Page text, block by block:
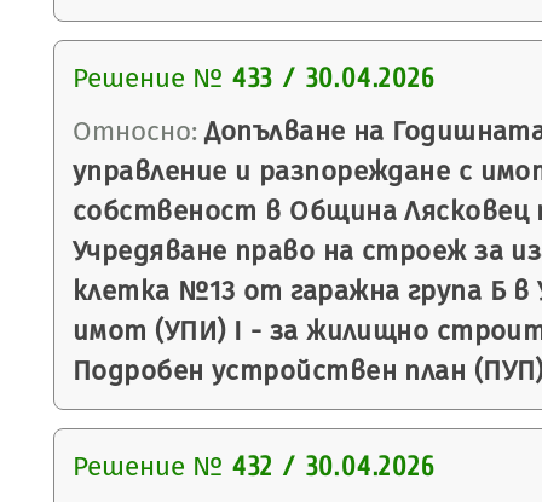
Решение № 433 / 30.04.2026
Относно: Допълване на
управление и разпореждане с
собственост в Община Лясковец
Учредяване право на строеж за
клетка №13 от гаражна група Б в
имот (УПИ) I - за жилищно
Подробен устройствен план
Решение № 432 / 30.04.2026